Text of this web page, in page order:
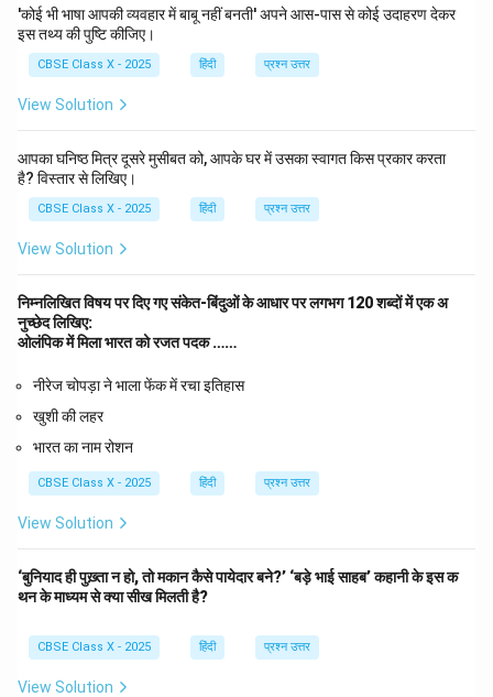
'कोई भी भाषा आपकी व्यवहार में बाबू नहीं बनती' अपने आस-पास से कोई उदाहरण देकर
इस तथ्य की पुष्टि कीजिए।
CBSE Class X - 2025 हिंदी प्रश्न उत्तर
View Solution
आपका घनिष्ठ मित्र दूसरे मुसीबत को, आपके घर में उसका स्वागत किस प्रकार करता
है? विस्तार से लिखिए।
CBSE Class X - 2025 हिंदी प्रश्न उत्तर
View Solution
निम्नलिखित विषय पर दिए गए संकेत-बिंदुओं के आधार पर लगभग 120 शब्दों में एक अ
नुच्छेद लिखिए:
ओलंपिक में मिला भारत को रजत पदक ……
नीरेज चोपड़ा ने भाला फेंक में रचा इतिहास
खुशी की लहर
भारत का नाम रोशन
CBSE Class X - 2025 हिंदी प्रश्न उत्तर
View Solution
‘बुनियाद ही पुख़्ता न हो, तो मकान कैसे पायेदार बने?’ ‘बड़े भाई साहब’ कहानी के इस क
थन के माध्यम से क्या सीख मिलती है?
CBSE Class X - 2025 हिंदी प्रश्न उत्तर
View Solution